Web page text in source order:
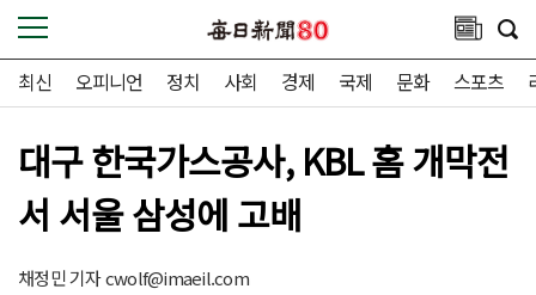
최신 오피니언 정치 사회 경제 국제 문화 스포츠
대구 한국가스공사, KBL 홈 개막전
서 서울 삼성에 고배
채정민 기자cwolf@imaeil.com